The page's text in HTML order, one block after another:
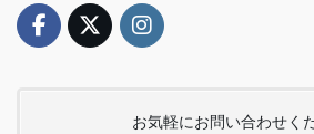
お気軽にお問い合わせく